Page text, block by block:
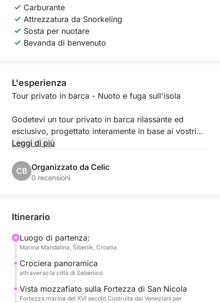
Carburante
Attrezzatura da Snorkeling
Sosta per nuotare
Bevanda di benvenuto
L'esperienza
Tour privato in barca - Nuoto e fuga sull'isola
Godetevi un tour privato in barca rilassante ed
esclusivo, progettato interamente in base ai vostri
desideri. Questo tour è ideale per famiglie, gruppi di
privacy, flessibilità e un'autentica esperienza
adriatica per gruppi più numerosi.
tradizionale in legno, che offre comfort, stile e una
luogo di partenza, con Sebenico come punto di
partenza standard o qualsiasi altra destinazione
desiderata.
Punti salienti del tour
• Crociera panoramica attraverso la città di
Leggi di più
CB Organizzato da Celic
0 recensioni
Itinerario
Luogo di partenza:
Marina Mandalina, Šibenik, Croatia
Crociera panoramica
attraverso la città di Sebenico
Vista mozzafiato sulla Fortezza di San Nicola
Fortezza marina del XVI secolo Costruita dai Veneziani per